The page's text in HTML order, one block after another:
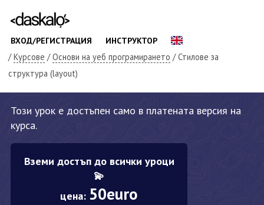
ВХОД/РЕГИСТРАЦИЯ ИНСТРУКТОР
/Курсове /Основи на уеб програмирането / Стилове за
структура (layout)
Този урок е достъпен само в платената версия на
курса.
Вземи достъп до всички уроци
💫
цена: 50euro